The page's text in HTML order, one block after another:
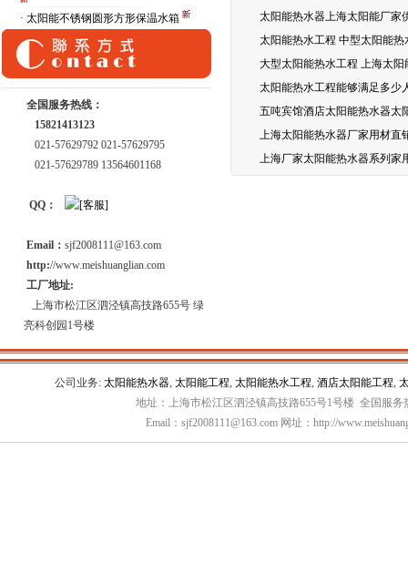
· 太阳能不锈钢圆形方形保温水箱
全国服务热线：
15821413123
021-57629792 021-57629795
021-57629789 13564601168
QQ：
Email： sjf2008111@163.com
http://www.meishuanglian.com
工厂地址:
上海市松江区泗泾镇高技路655号 绿
亮科创园1号楼
太阳能热水器上海太阳能厂家
太阳能热水工程 中型太阳能热
大型太阳能热水工程 上海太阳
太阳能热水工程能够满足多少
五吨宾馆酒店太阳能热水器太
上海太阳能热水器厂家用材直
上海厂家太阳能热水器系列家
公司业务: 太阳能热水器, 太阳能工程, 太阳能热水工程, 酒店太阳能工程,
地址：上海市松江区泗泾镇高技路655号1号楼 全国服务
Email：sjf2008111@163.com 网址：http://